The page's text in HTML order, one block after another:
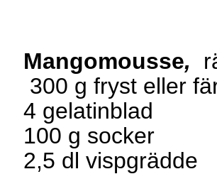
Mangomousse,
300 g fryst eller
4 gelatinblad
100 g socker
2,5 dl vispgrädde